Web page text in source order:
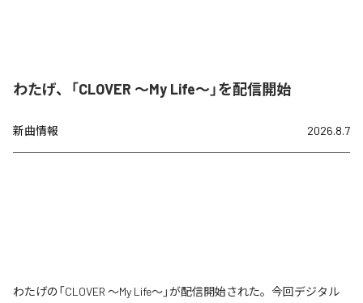
わたげ、「CLOVER ～My Life～」を配信開始
新曲情報 2026.8.7
わたげの「CLOVER ～My Life～」が配信開始された。今回デジタル